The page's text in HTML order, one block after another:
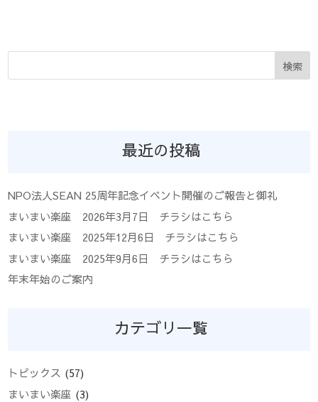
検索
最近の投稿
NPO法人SEAN 25周年記念イベント開催のご報告と御礼
まいまい楽座 2026年3月7日 チラシはこちら
まいまい楽座 2025年12月6日 チラシはこちら
まいまい楽座 2025年9月6日 チラシはこちら
年末年始のご案内
カテゴリ一覧
トピックス (57)
まいまい楽座 (3)